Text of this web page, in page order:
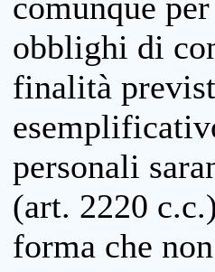
obblighi di
finalità
personali
(art. 2220
forma che